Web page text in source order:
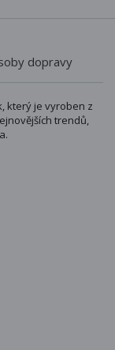
dopravy
který je vyroben z
trendů,